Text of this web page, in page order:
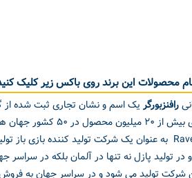
محصولات این برند روی باکس زیر کلیک
رافنزبورگر یک اسم و نشان تجاری ثبت شده از
آبی رنگ آن به عنوان نشان بر
در تولید پازل نه تنها در آلمان بلکه در